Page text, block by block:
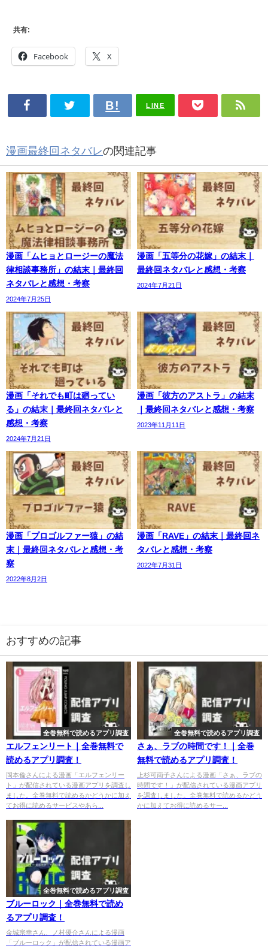
共有:
Facebook X
LINE
漫画最終回ネタバレの関連記事
漫画「ムヒョとロージーの魔法
律相談事務所」の結末｜最終回
ネタバレと感想・考察
2024年7月25日
漫画「五等分の花嫁」の結末｜
最終回ネタバレと感想・考察
2024年7月21日
漫画「それでも町は廻ってい
る」の結末｜最終回ネタバレと
感想・考察
2024年7月21日
漫画「彼方のアストラ」の結末
｜最終回ネタバレと感想・考察
2023年11月11日
漫画「プロゴルファー猿」の結
末｜最終回ネタバレと感想・考
察
2022年8月2日
漫画「RAVE」の結末｜最終回ネ
タバレと感想・考察
2022年7月31日
おすすめの記事
全巻無料で読めるアプリ調査
エルフェンリート｜全巻無料で
読めるアプリ調査！
岡本倫さんによる漫画「エルフェンリー
ト」が配信されている漫画アプリを調査し
ました。全巻無料で読めるかどうかに加え
てお得に読めるサービスやあら...
全巻無料で読めるアプリ調査
さぁ、ラブの時間です！｜全巻
無料で読めるアプリ調査！
上杉可南子さんによる漫画「さぁ、ラブの
時間です！」が配信されている漫画アプリ
を調査しました。全巻無料で読めるかどう
かに加えてお得に読めるサー...
全巻無料で読めるアプリ調査
ブルーロック｜全巻無料で読め
るアプリ調査！
金城宗幸さん、ノ村優介さんによる漫画
「ブルーロック」が配信されている漫画ア